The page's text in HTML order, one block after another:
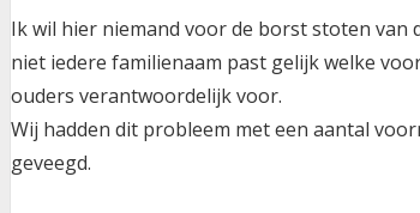
Ik wil hier niemand voor de borst stoten van
niet iedere familienaam past gelijk welke
ouders verantwoordelijk voor.
Wij hadden dit probleem met een aantal
geveegd.